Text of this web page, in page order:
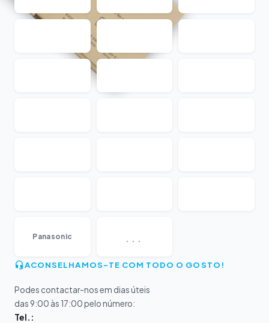
Panasonic ...
ACONSELHAMOS-TE COM TODO O GOSTO!
Podes contactar-nos em dias úteis
das 9:00 às 17:00 pelo número:
Tel.: